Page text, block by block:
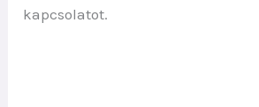
kapcsolatot.